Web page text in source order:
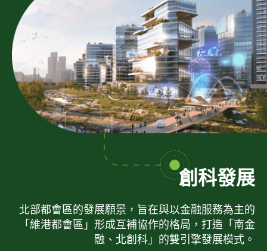
創科發展
北部都會區的發展願景，旨在與以金融服務為主的
「維港都會區」形成互補協作的格局，打造「南金
融、北創科」的雙引擎發展模式。